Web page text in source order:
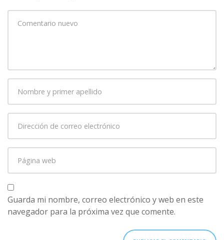
comentario*
primer
correo
web
Guarda mi nombre, correo electrónico y web en este
navegador para la próxima vez que comente.